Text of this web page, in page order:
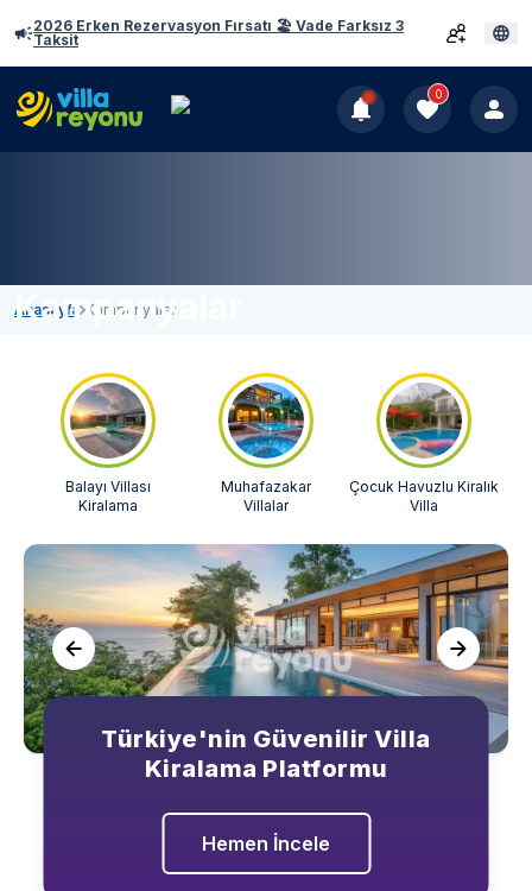
2026 Erken Rezervasyon Fırsatı 🏖️ Vade Farksız 3
Taksit
0
Kampanyalar
Anasayfa Kampanyalar
Balayı Villası
Kiralama
Muhafazakar
Villalar
Çocuk Havuzlu Kiralık
Villa
Türkiye'nin Güvenilir Villa
Kiralama Platformu
Hemen İncele